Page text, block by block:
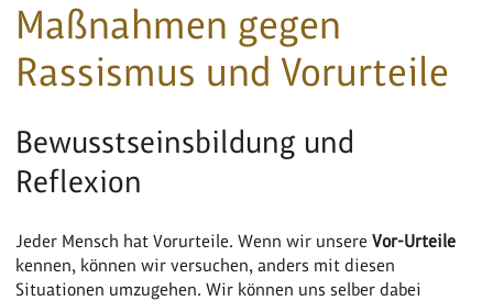
Maßnahmen gegen
Rassismus und Vorurteile
Bewusstseinsbildung und
Reflexion
Jeder Mensch hat Vorurteile. Wenn wir unsereVor-Urteile
kennen, können wir versuchen, anders mit diesen
Situationen umzugehen. Wir können uns selber dabei